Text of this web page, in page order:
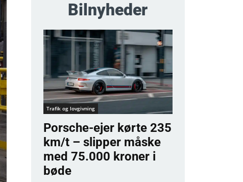
Bilnyheder
Trafik og lovgivning
Porsche-ejer kørte 235
km/t – slipper måske
med 75.000 kroner i
bøde